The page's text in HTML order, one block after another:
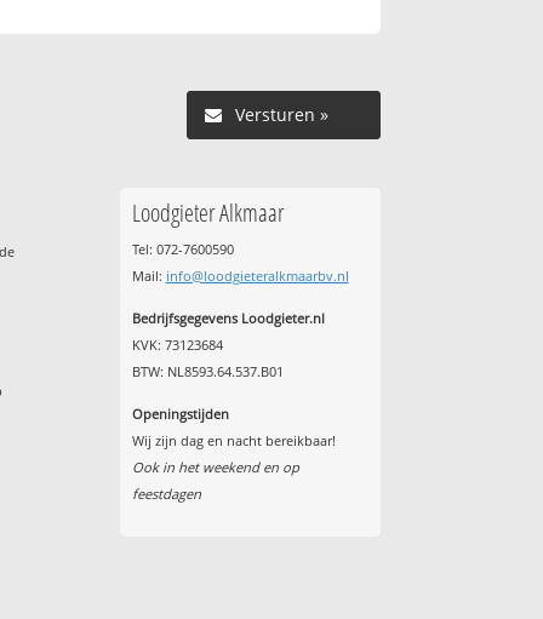
Versturen »
Loodgieter Alkmaar
Tel: 072-7600590
Mail: info@loodgieteralkmaarbv.nl
Bedrijfsgegevens Loodgieter.nl
KVK: 73123684
BTW: NL8593.64.537.B01
Openingstijden
Wij zijn dag en nacht bereikbaar!
Ook in het weekend en op
feestdagen